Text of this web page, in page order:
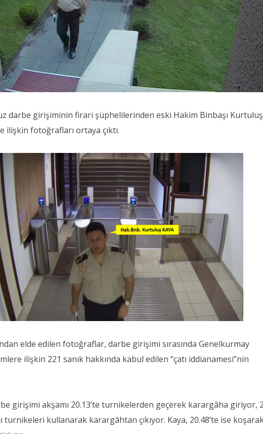
darbe girişiminin firari şüphelilerinden eski Hakim Binbaşı Kurtuluş
ilişkin fotoğrafları ortaya çıktı.
elde edilen fotoğraflar, darbe girişimi sırasında Genelkurmay
ilişkin 221 sanık hakkında kabul edilen “çatı iddianamesi”nin
girişimi akşamı 20.13’te turnikelerden geçerek karargâha giriyor,
turnikeleri kullanarak karargâhtan çıkıyor. Kaya, 20.48’te ise